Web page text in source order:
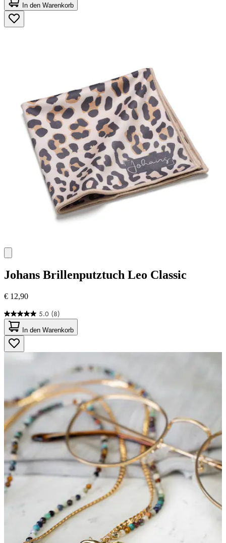
von
5
Sternen.
4
In den Warenkorb
Johans Brillenputztuch Leo Classic
€ 12,90
5.0 (8)
5.0
von
5
Sternen.
8
In den Warenkorb